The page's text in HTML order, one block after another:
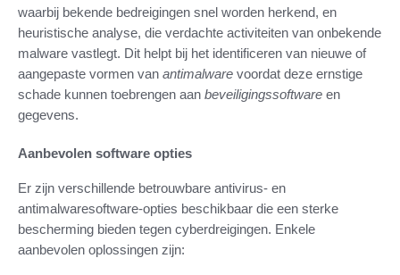
waarbij bekende bedreigingen snel worden herkend, en
heuristische analyse, die verdachte activiteiten van onbekende
malware vastlegt. Dit helpt bij het identificeren van nieuwe of
aangepaste vormen van antimalware voordat deze ernstige
schade kunnen toebrengen aan beveiligingssoftware en
gegevens.
Aanbevolen software opties
Er zijn verschillende betrouwbare antivirus- en
antimalwaresoftware-opties beschikbaar die een sterke
bescherming bieden tegen cyberdreigingen. Enkele
aanbevolen oplossingen zijn: